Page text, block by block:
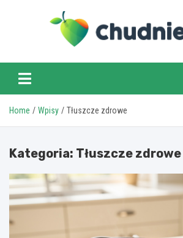
chudniesz.pl
Home Wpisy Tłuszcze zdrowe
Kategoria: Tłuszcze zdrowe